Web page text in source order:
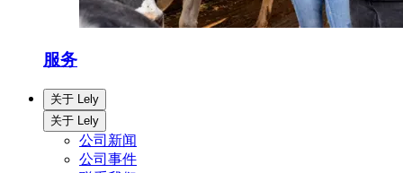
服务
关于 Lely
关于 Lely
公司新闻
公司事件